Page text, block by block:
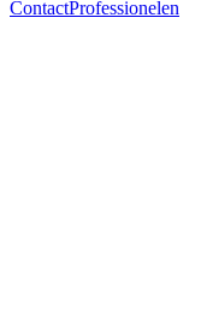
ContactProfessionelen